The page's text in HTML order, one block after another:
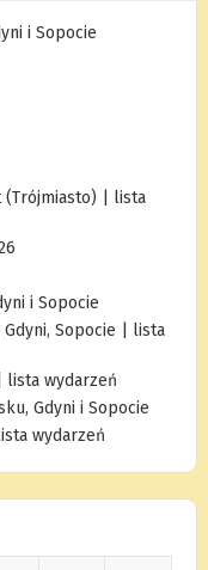
i Sopocie
(Trójmiasto) | lista
i Sopocie
Gdyni, Sopocie | lista
lista wydarzeń
Gdyni i Sopocie
wydarzeń